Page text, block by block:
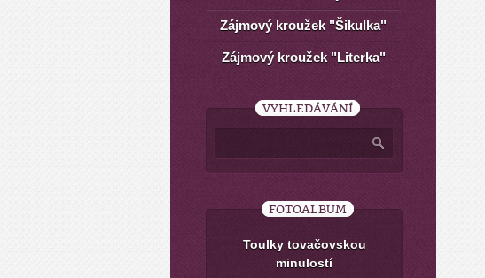
Zájmový kroužek "Šikulka"
Zájmový kroužek "Literka"
VYHLEDÁVÁNÍ
FOTOALBUM
Toulky tovačovskou
minulostí